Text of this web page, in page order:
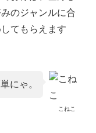
のジャンルに合
てもらえます
こねこ
にゃ。